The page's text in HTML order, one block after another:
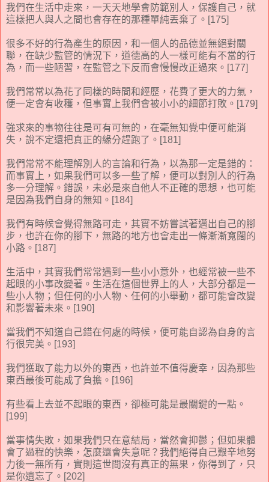
我們在生活中走來，一天天地學會防範別人，保護自己，就
這樣把人與人之間也會存在的那種單純丟棄了。[175]
很多不好的行為產生的原因，和一個人的品德並無絕對關
聯，在缺少監管的情況下，道德高的人一樣可能有不當的行
為，而一些陋習，在監管之下反而會慢慢改正過來。[177]
我們常常以為花了同樣的時間和經歷，花費了更大的力氣，
便一定會有收穫，但事實上我們會被小小的細節打敗。[179]
強求來的事物往往是可有可無的，在毫無知覺中便可能消
失，說不定還把真正的緣分趕跑了。[181]
我們常常不能理解別人的言論和行為，以為那一定是錯的：
而事實上，如果我們可以多一些了解，便可以對別人的行為
多一分理解。錯誤，未必是來自他人不正確的思想，也可能
是因為我們自身的無知。[184]
我們有時候會覺得無路可走，其實不妨嘗試著邁出自己的腳
步，也許在你的腳下，無路的地方也會走出一條漸漸寬闊的
小路。[187]
生活中，其實我們常常遇到一些小小意外，也經常被一些不
起眼的小事改變著。生活在這個世界上的人，大部分都是一
些小人物；但任何的小人物、任何的小舉動，都可能會改變
和影響著未來。[190]
當我們不知道自己錯在何處的時候，便可能自認為自身的言
行很完美。[193]
我們獲取了能力以外的東西，也許並不值得慶幸，因為那些
東西最後可能成了負擔。[196]
有些看上去並不起眼的東西，卻極可能是最關鍵的一點。
[199]
當事情失敗，如果我們只在意結局，當然會抑鬱；但如果體
會了過程的快樂，怎麼還會失意呢？我們絕得自己艱辛地努
力後一無所有，實則這世間沒有真正的無果，你得到了，只
是你遺忘了。[202]